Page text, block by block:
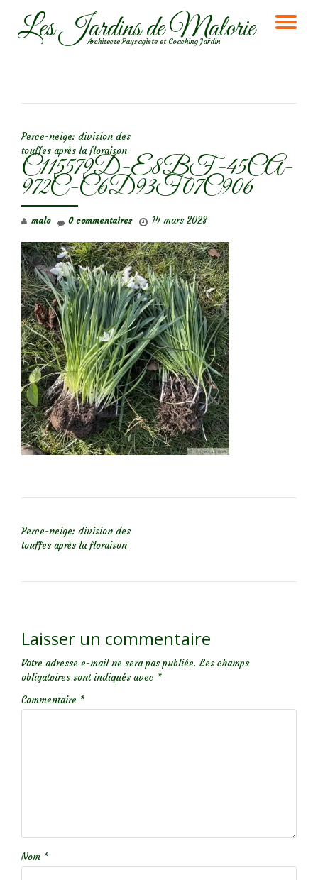
AllerLes Jardins de Malorie
Architecte Paysagiste et Coaching Jardin
Perce-neige: division des
touffes après la floraison
C115579D-E8BF-45CA-
972C-C6D93F07C906
malo 14 mars 2023
0 commentaires
Perce-neige: division des
touffes après la floraison
Laisser un commentaire
Votre adresse e-mail ne sera pas publiée. Les champs
obligatoires sont indiqués avec *
Commentaire *
Nom *